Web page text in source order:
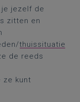
jezelf de
zitten en
thuissituatie
de reeds
ze kunt